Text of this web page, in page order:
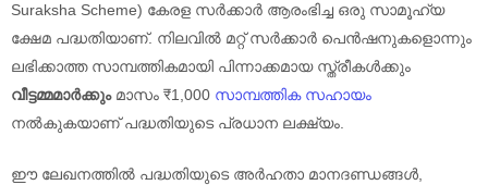
Suraksha Scheme) കേരള സർക്കാർ ആരംഭിച്ച ഒരു സാമൂഹ്യ
ക്ഷേമ പദ്ധതിയാണ്. നിലവിൽ മറ്റ് സർക്കാർ പെൻഷനുകളൊന്നും
ലഭിക്കാത്ത സാമ്പത്തികമായി പിന്നാക്കമായ സ്ത്രീകൾക്കും
വീട്ടമ്മമാർക്കുംമാസം ₹1,000 സാമ്പത്തിക സഹായം
നൽകുകയാണ് പദ്ധതിയുടെ പ്രധാന ലക്ഷ്യം.
ഈ ലേഖനത്തിൽ പദ്ധതിയുടെ അർഹതാ മാനദണ്ഡങ്ങൾ,